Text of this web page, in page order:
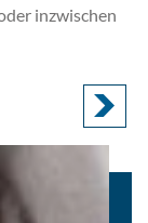
inzwischen